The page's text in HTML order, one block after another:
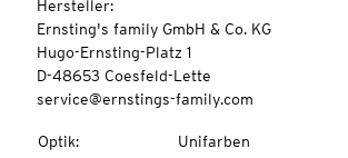
Hersteller:
Ernsting's family GmbH & Co. KG
Hugo-Ernsting-Platz 1
D-48653 Coesfeld-Lette
service@ernstings-family.com
Optik:
Unifarben